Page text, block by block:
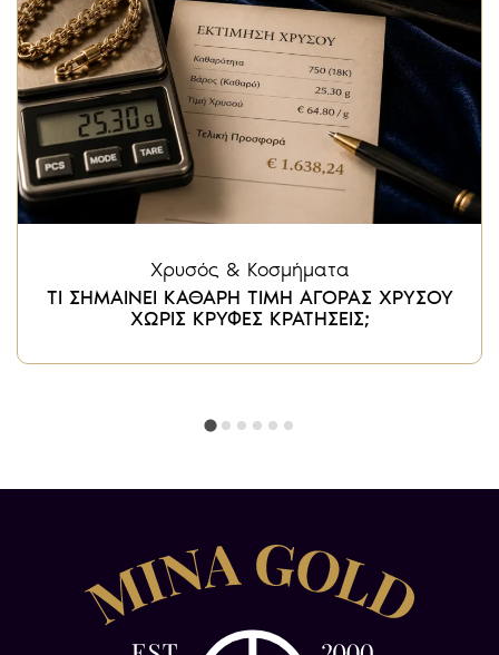
Χρυσός & Κοσμήματα
ΤΙ ΣΗΜΑΙΝΕΙ ΚΑΘΑΡΗ ΤΙΜΗ ΑΓΟΡΑΣ ΧΡΥΣΟΥ
ΧΩΡΙΣ ΚΡΥΦΕΣ ΚΡΑΤΗΣΕΙΣ;